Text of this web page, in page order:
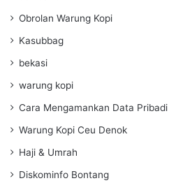
Obrolan Warung Kopi
Kasubbag
bekasi
warung kopi
Cara Mengamankan Data Pribadi
Warung Kopi Ceu Denok
Haji & Umrah
Diskominfo Bontang